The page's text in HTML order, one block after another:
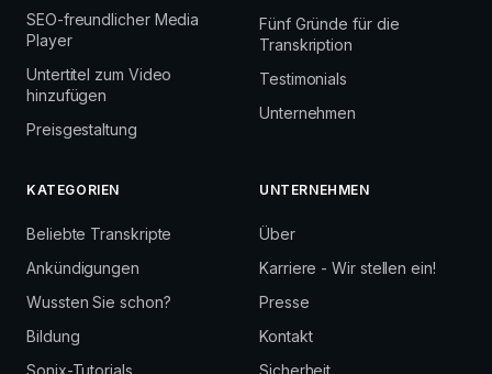
SEO-freundlicher Media
Player
Untertitel zum Video
hinzufügen
Preisgestaltung
Fünf Gründe für die
Transkription
Testimonials
Unternehmen
KATEGORIEN
Beliebte Transkripte
Ankündigungen
Wussten Sie schon?
Bildung
Sonix-Tutorials
UNTERNEHMEN
Über
Karriere - Wir stellen ein!
Presse
Kontakt
Sicherheit